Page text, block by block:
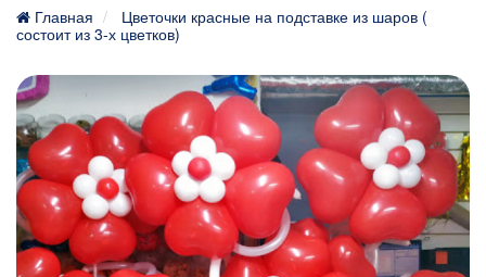
Главная
Цветочки красные на подставке из шаров (
состоит из 3-х цветков)